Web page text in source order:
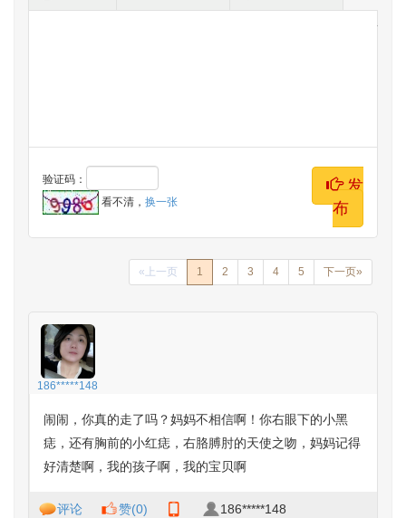
纪念者留言
验证码：
看不清， 换一张
发
布
«上一页 1 2 3 4 5 下一页»
186*****148
闹闹，你真的走了吗？妈妈不相信啊！你右眼下的小黑
痣，还有胸前的小红痣，右胳膊肘的天使之吻，妈妈记得
好清楚啊，我的孩子啊，我的宝贝啊
评论 赞(0) 186*****148